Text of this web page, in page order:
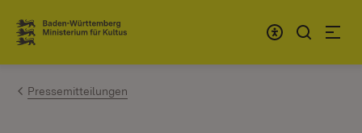
Zum Inhalt springen
Link zur Startseite
Pressemitteilungen